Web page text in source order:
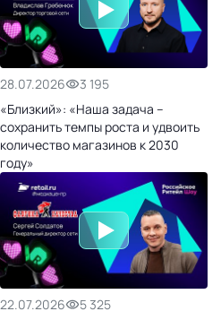
28.07.2026
3 195
«Близкий»: «Наша задача –
сохранить темпы роста и удвоить
количество магазинов к 2030
году»
22.07.2026
5 325